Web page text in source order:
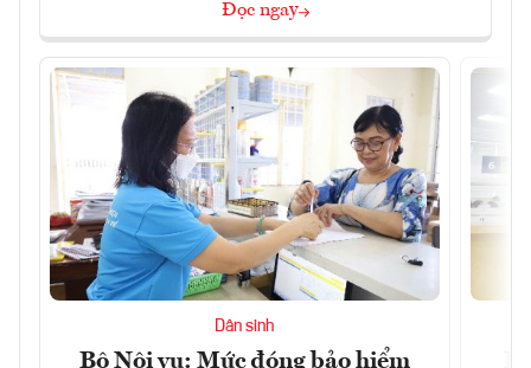
Đọc ngay
Dân sinh
Bộ Nội vụ: Mức đóng bảo hiểm